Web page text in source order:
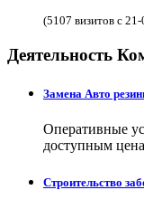
(5107 визитов с
Деятельность
Замена Авто
Оперативные
доступным
Строительство